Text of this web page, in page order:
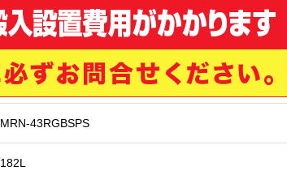
MRN-43RGBSPS
182L